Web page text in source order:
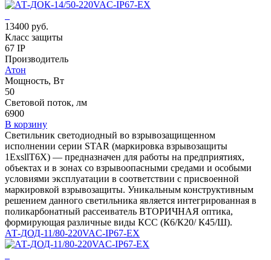
13400 руб.
Класс защиты
67 IP
Производитель
Атон
Мощность, Вт
50
Световой поток, лм
6900
В корзину
Светильник светодиодный во взрывозащищенном
исполнении серии STAR (маркировка взрывозащиты
1ЕхsllT6X) — предназначен для работы на предприятиях,
объектах и в зонах со взрывоопасными средами и особыми
условиями эксплуатации в соответствии с присвоенной
маркировкой взрывозащиты. Уникальным конструктивным
решением данного светильника является интегрированная в
поликарбонатный рассеиватель ВТОРИЧНАЯ оптика,
формирующая различные виды КСС (К6/К20/ К45/Ш).
АТ-ДОД-11/80-220VAC-IP67-EX